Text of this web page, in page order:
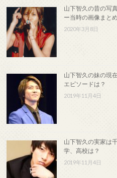
山下智久の昔の写
ー当時の画像まとめ
2020年3月8日
山下智久の妹の現
エピソードは？
2019年11月4日
山下智久の実家は
学、高校は？
2019年11月4日